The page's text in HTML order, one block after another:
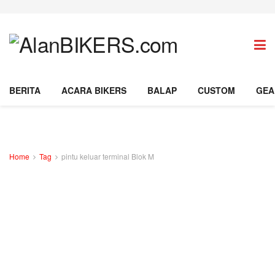
BERITA ACARA BIKERS BALAP CUSTOM
Home Tag pintu keluar terminal Blok M